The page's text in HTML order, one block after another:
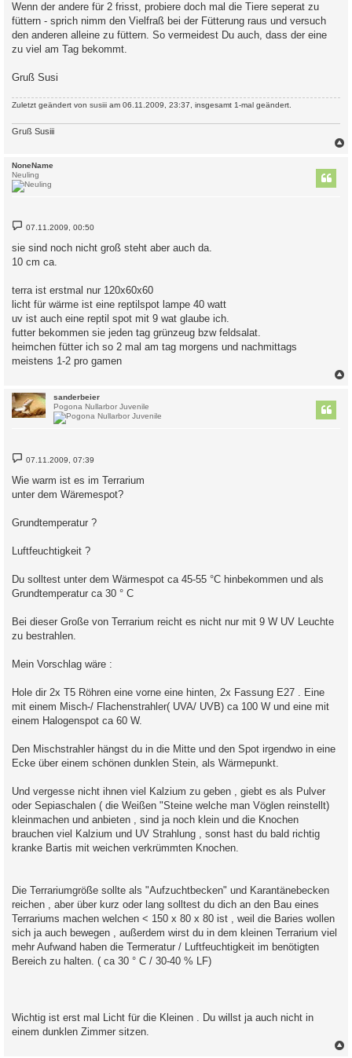
Wenn der andere für 2 frisst, probiere doch mal die Tiere seperat zu
füttern - sprich nimm den Vielfraß bei der Fütterung raus und versuch
den anderen alleine zu füttern. So vermeidest Du auch, dass der eine
zu viel am Tag bekommt.
Gruß Susi
Zuletzt geändert von susiii am 06.11.2009, 23:37, insgesamt 1-mal geändert.
Gruß Susiii
NoneName
Neuling
B
e
t
07.11.2009, 00:50
sie sind noch nicht groß steht aber auch da.
10 cm ca.
terra ist erstmal nur 120x60x60
licht für wärme ist eine reptilspot lampe 40 watt
uv ist auch eine reptil spot mit 9 wat glaube ich.
futter bekommen sie jeden tag grünzeug bzw feldsalat.
heimchen fütter ich so 2 mal am tag morgens und nachmittags
meistens 1-2 pro gamen
sanderbeier
Pogona Nullarbor Juvenile
B
e
t
r
07.11.2009, 07:39
Wie warm ist es im Terrarium
unter dem Wäremespot?
Grundtemperatur ?
Luftfeuchtigkeit ?
Du solltest unter dem Wärmespot ca 45-55 °C hinbekommen und als
Grundtemperatur ca 30 ° C
Bei dieser Große von Terrarium reicht es nicht nur mit 9 W UV Leuchte
zu bestrahlen.
Mein Vorschlag wäre :
Hole dir 2x T5 Röhren eine vorne eine hinten, 2x Fassung E27 . Eine
mit einem Misch-/ Flachenstrahler( UVA/ UVB) ca 100 W und eine mit
einem Halogenspot ca 60 W.
Den Mischstrahler hängst du in die Mitte und den Spot irgendwo in eine
Ecke über einem schönen dunklen Stein, als Wärmepunkt.
Und vergesse nicht ihnen viel Kalzium zu geben , giebt es als Pulver
oder Sepiaschalen ( die Weißen "Steine welche man Vöglen reinstellt)
kleinmachen und anbieten , sind ja noch klein und die Knochen
brauchen viel Kalzium und UV Strahlung , sonst hast du bald richtig
kranke Bartis mit weichen verkrümmten Knochen.
Die Terrariumgröße sollte als "Aufzuchtbecken" und Karantänebecken
reichen , aber über kurz oder lang solltest du dich an den Bau eines
Terrariums machen welchen < 150 x 80 x 80 ist , weil die Baries wollen
sich ja auch bewegen , außerdem wirst du in dem kleinen Terrarium viel
mehr Aufwand haben die Termeratur / Luftfeuchtigkeit im benötigten
Bereich zu halten. ( ca 30 ° C / 30-40 % LF)
Wichtig ist erst mal Licht für die Kleinen . Du willst ja auch nicht in
einem dunklen Zimmer sitzen.